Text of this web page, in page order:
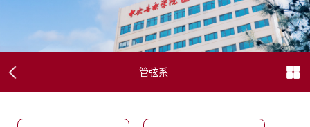
管弦系